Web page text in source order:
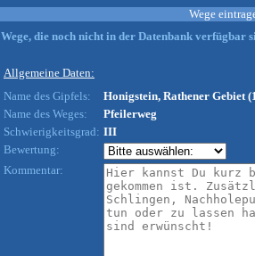
Wege
Wege, die noch nicht in der Datenbank verfügbar
Allgemeine Daten:
Name des Gipfels:
Honigstein, Rathener Gebiet
Name des Weges:
Pfeilerweg
Schwierigkeitsgrad: III
Bewertung:
Kommentar: